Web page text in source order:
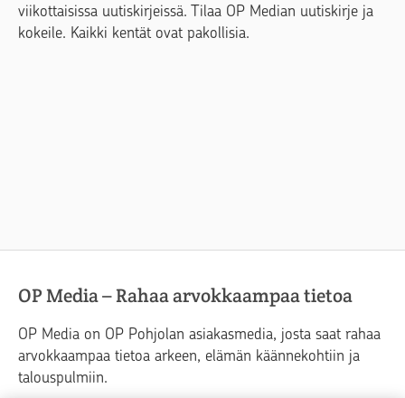
viikottaisissa uutiskirjeissä. Tilaa OP Median uutiskirje ja
kokeile. Kaikki kentät ovat pakollisia.
OP Media – Rahaa arvokkaampaa tietoa
OP Media on OP Pohjolan asiakasmedia, josta saat rahaa
arvokkaampaa tietoa arkeen, elämän käännekohtiin ja
talouspulmiin.